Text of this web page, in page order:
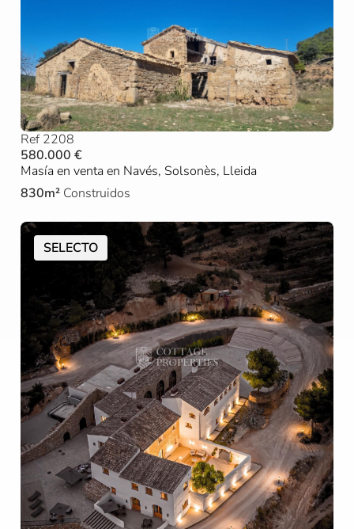
Ref 2208
580.000 €
Masía en venta en Navés, Solsonès, Lleida
830m² Construidos
SELECTO